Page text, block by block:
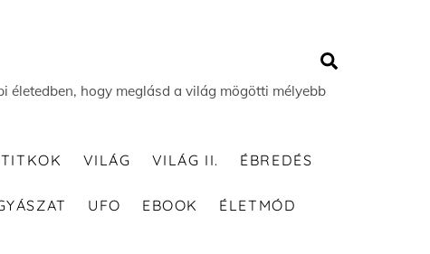
hogy meglásd a világ mögötti mélyebb
VILÁG VILÁG II. ÉBREDÉS
UFO EBOOK ÉLETMÓD